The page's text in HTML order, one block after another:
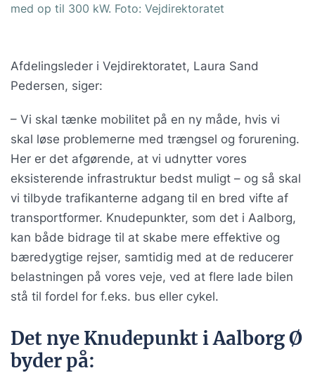
med op til 300 kW. Foto: Vejdirektoratet
Afdelingsleder i Vejdirektoratet, Laura Sand
Pedersen, siger:
– Vi skal tænke mobilitet på en ny måde, hvis vi
skal løse problemerne med trængsel og forurening.
Her er det afgørende, at vi udnytter vores
eksisterende infrastruktur bedst muligt – og så skal
vi tilbyde trafikanterne adgang til en bred vifte af
transportformer. Knudepunkter, som det i Aalborg,
kan både bidrage til at skabe mere effektive og
bæredygtige rejser, samtidig med at de reducerer
belastningen på vores veje, ved at flere lade bilen
stå til fordel for f.eks. bus eller cykel.
Det nye Knudepunkt i Aalborg Ø
byder på: